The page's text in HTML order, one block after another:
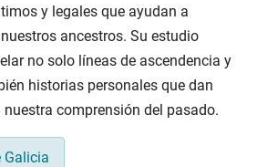
y legales que ayudan a
ancestros. Su estudio
no solo líneas de ascendencia y
historias personales que dan
comprensión del pasado.
Galicia